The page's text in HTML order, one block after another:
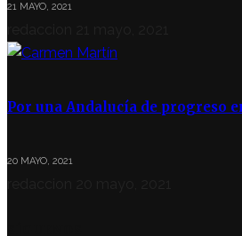
21 MAYO, 2021
Por una Andalucía de progreso
20 MAYO, 2021